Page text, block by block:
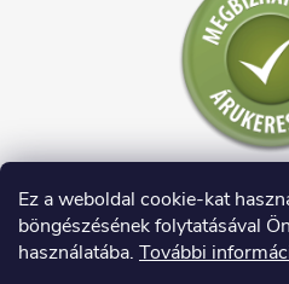
Ez a weboldal cookie-kat
böngészésének folytatásával
használatába. További